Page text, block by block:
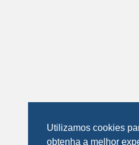
Utilizamos cookies
obtenha a melhor